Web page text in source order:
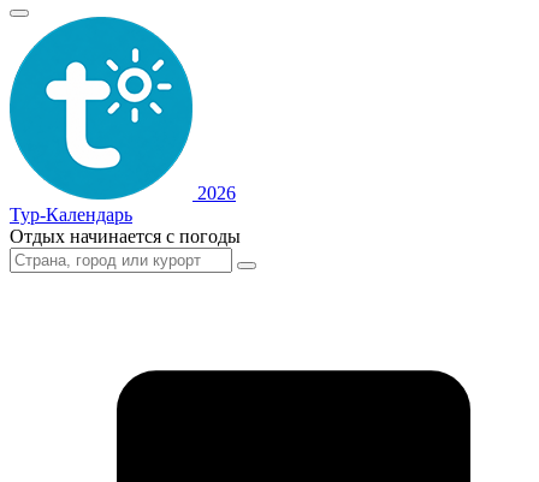
2026
Тур-Календарь
Отдых начинается с погоды